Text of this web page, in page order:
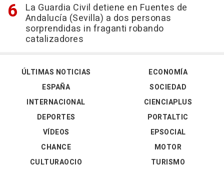
La Guardia Civil detiene en Fuentes de
Andalucía (Sevilla) a dos personas
sorprendidas in fraganti robando
catalizadores
ÚLTIMAS NOTICIAS
ESPAÑA
INTERNACIONAL
DEPORTES
VÍDEOS
ECONOMÍA
SOCIEDAD
CIENCIAPLUS
PORTALTIC
EPSOCIAL
CHANCE
CULTURAOCIO
MOTOR
TURISMO